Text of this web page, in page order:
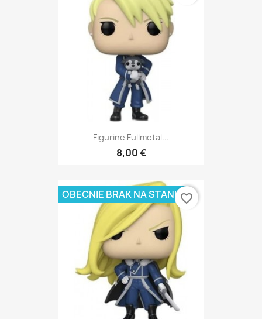
Figurine Fullmetal...
8,00 €
OBECNIE BRAK NA STANIEfavorite_border